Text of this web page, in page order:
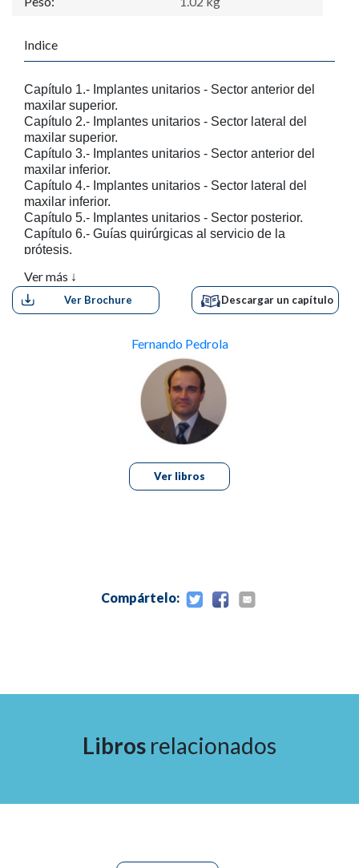
Ver Brochure Descargar un capítulo
Fernando Pedrola
Ver libros
Compártelo:
Indice
Capítulo 1.- Implantes unitarios - Sector anterior del
maxilar superior.
Capítulo 2.- Implantes unitarios - Sector lateral del
maxilar superior.
Capítulo 3.- Implantes unitarios - Sector anterior del
maxilar inferior.
Capítulo 4.- Implantes unitarios - Sector lateral del
maxilar inferior.
Capítulo 5.- Implantes unitarios - Sector posterior.
Capítulo 6.- Guías quirúrgicas al servicio de la
prótesis.
oseointegrados.
Capítulo 8.- Rehabilitaciones de dientes e implantes.
Capítulo 9.- Prótesis híbrida inferior.
Capítulo 11.- Sobredentaduras - Sistema de barras.
Capítulo 12.- Sobredentaduras - Ataches individuales.
Capítulo 13.- Rehabilitaciones en injerto de seno
Capítulo 14.- Situaciones de compromiso - “Puentes
Capítulo 15.- Estadística y conclusiones.
Ver más ↓
Libros relacionados